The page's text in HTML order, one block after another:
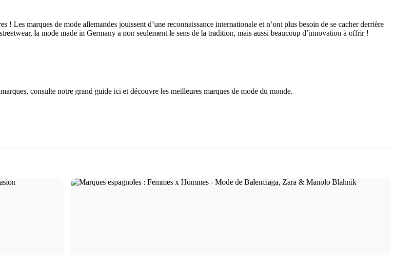
Les marques de mode allemandes jouissent d’une reconnaissance internationale et n’ont plus besoin de se cacher derrière
la mode made in Germany a non seulement le sens de la tradition, mais aussi beaucoup d’innovation à offrir !
consulte notre grand guide ici et découvre les meilleures marques de mode du monde.